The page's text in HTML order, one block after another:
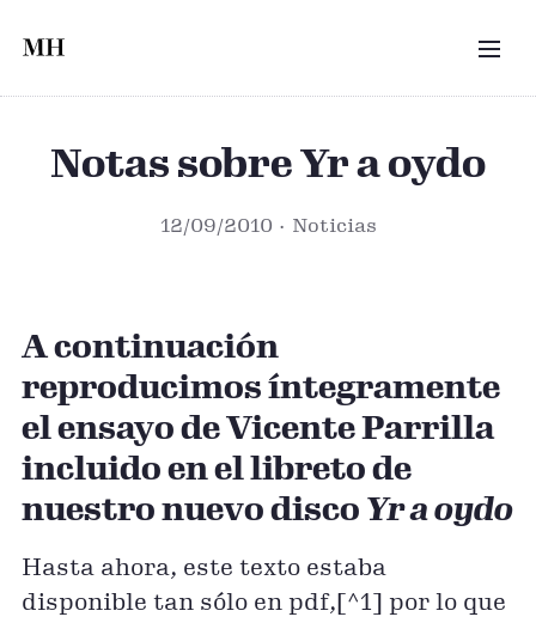
Saltar al contenido principal
Notas sobre Yr a oydo
12/09/2010 Noticias
A continuación
reproducimos íntegramente
el ensayo de Vicente Parrilla
incluido en el libreto de
nuestro nuevo disco Yr a oydo
Hasta ahora, este texto estaba
disponible tan sólo en pdf,[^1] por lo que